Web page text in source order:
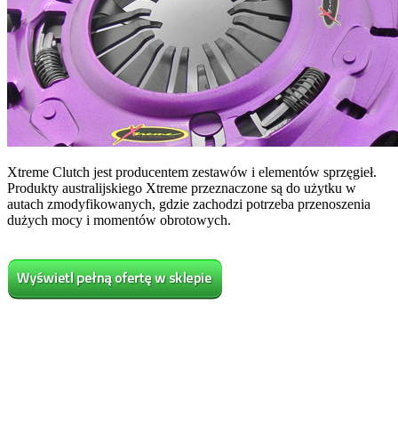
Xtreme Clutch jest producentem zestawów i elementów sprzęgieł.
Produkty australijskiego Xtreme przeznaczone są do użytku w
autach zmodyfikowanych, gdzie zachodzi potrzeba przenoszenia
dużych mocy i momentów obrotowych.